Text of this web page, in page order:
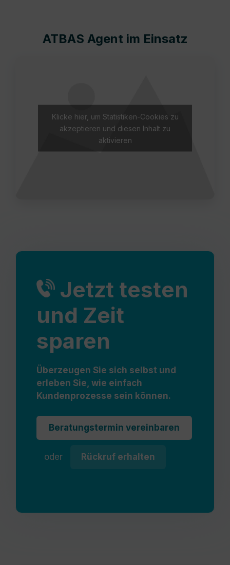
ATBAS Agent im Einsatz
Klicke hier, um Statistiken-Cookies zu
akzeptieren und diesen Inhalt zu
aktivieren
Jetzt testen
und Zeit
sparen
Überzeugen Sie sich selbst und
erleben Sie, wie einfach
Kundenprozesse sein können.
Beratungstermin vereinbaren
oder Rückruf erhalten